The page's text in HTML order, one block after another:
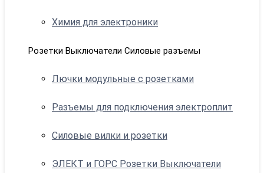
Химия для электроники
Розетки Выключатели Силовые разъемы
Лючки модульные с розетками
Разъемы для подключения электроплит
Силовые вилки и розетки
ЭЛЕКТ и ГОРС Розетки Выключатели